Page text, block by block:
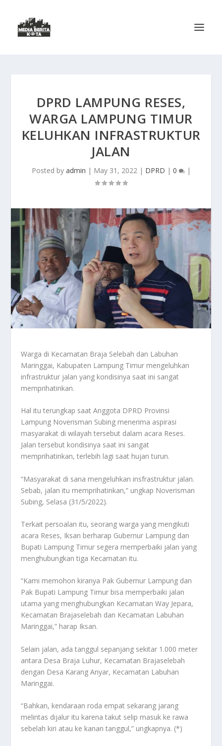
DPRD LAMPUNG RESES,
WARGA LAMPUNG TIMUR
KELUHKAN INFRASTRUKTUR
JALAN
Posted by admin | May 31, 2022| DPRD | 0 |
Warga di Kecamatan Braja Selebah dan Labuhan
Maringgai, Kabupaten Lampung Timur mengeluhkan
infrastruktur jalan yang kondisinya saat ini sangat
memprihatinkan.
Hal itu terungkap saat Anggota DPRD Provinsi
Lampung Noverisman Subing menerima aspirasi
masyarakat di wilayah tersebut dalam acara Reses.
Jalan tersebut kondisinya saat ini sangat
memprihatinkan, terlebih lagi saat hujan turun.
“Masyarakat di sana mengeluhkan insfrastruktur jalan.
Sebab, jalan itu memprihatinkan,” ungkap Noverisman
Subing, Selasa (31/5/2022).
Terkait persoalan itu, seorang warga yang mengikuti
acara Reses, Iksan berharap Gubernur Lampung dan
Bupati Lampung Timur segera memperbaiki jalan yang
menghubungkan tiga Kecamatan itu.
“Kami memohon kiranya Pak Gubernur Lampung dan
Pak Bupati Lampung Timur bisa memperbaiki jalan
utama yang menghubungkan Kecamatan Way Jepara,
Kecamatan Brajaselebah dan Kecamatan Labuhan
Maringgai,” harap Iksan.
Selain jalan, ada tanggul sepanjang sekitar 1.000 meter
antara Desa Braja Luhur, Kecamatan Brajaselebah
dengan Desa Karang Anyar, Kecamatan Labuhan
Maringgai.
“Bahkan, kendaraan roda empat sekarang jarang
melintas dijalur itu karena takut selip masuk ke rawa
sebelah kiri atau ke kanan tanggul,” ungkapnya. (*)